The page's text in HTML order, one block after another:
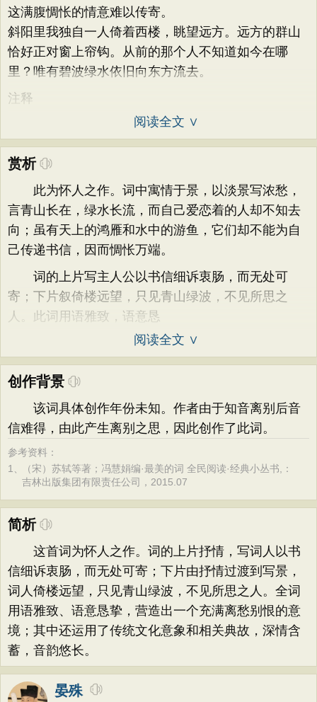
这满腹惆怅的情意难以传寄。
斜阳里我独自一人倚着西楼，眺望远方。远方的群山
恰好正对窗上帘钩。从前的那个人不知道如今在哪
里？唯有碧波绿水依旧向东方流去。
注释
阅读全文 ∨
赏析
此为怀人之作。词中寓情于景，以淡景写浓愁，
言青山长在，绿水长流，而自己爱恋着的人却不知去
向；虽有天上的鸿雁和水中的游鱼，它们却不能为自
己传递书信，因而惆怅万端。
词的上片写主人公以书信细诉衷肠，而无处可
寄；下片叙倚楼远望，只见青山绿波，不见所思之
人。此词用语雅致，语意恳
阅读全文 ∨
创作背景
该词具体创作年份未知。作者由于知音离别后音
信难得，由此产生离别之思，因此创作了此词。
参考资料：
1、
（宋）苏轼等著；冯慧娟编·最美的词 全民阅读·经典小丛书,：
吉林出版集团有限责任公司，2015.07
简析
这首词为怀人之作。词的上片抒情，写词人以书
信细诉衷肠，而无处可寄；下片由抒情过渡到写景，
词人倚楼远望，只见青山绿波，不见所思之人。全词
用语雅致、语意恳挚，营造出一个充满离愁别恨的意
境；其中还运用了传统文化意象和相关典故，深情含
蓄，音韵悠长。
晏殊